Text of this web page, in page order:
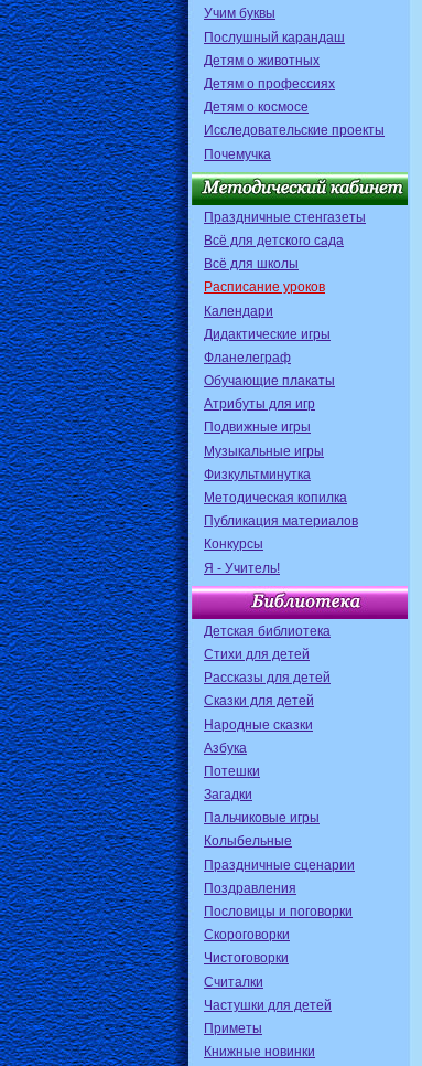
Учим буквы
Послушный карандаш
Детям о животных
Детям о профессиях
Детям о космосе
Исследовательские проекты
Почемучка
Праздничные стенгазеты
Всё для детского сада
Всё для школы
Расписание уроков
Календари
Дидактические игры
Фланелеграф
Обучающие плакаты
Атрибуты для игр
Подвижные игры
Музыкальные игры
Физкультминутка
Методическая копилка
Публикация материалов
Конкурсы
Я - Учитель!
Детская библиотека
Стихи для детей
Рассказы для детей
Сказки для детей
Народные сказки
Азбука
Потешки
Загадки
Пальчиковые игры
Колыбельные
Праздничные сценарии
Поздравления
Пословицы и поговорки
Скороговорки
Чистоговорки
Считалки
Частушки для детей
Приметы
Книжные новинки